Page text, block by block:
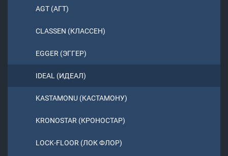
AGT (АГТ)
CLASSEN (КЛАССЕН)
EGGER (ЭГГЕР)
IDEAL (ИДЕАЛ)
KASTAMONU (КАСТАМОНУ)
KRONOSTAR (КРОНОСТАР)
LOCK-FLOOR (ЛОК ФЛОР)